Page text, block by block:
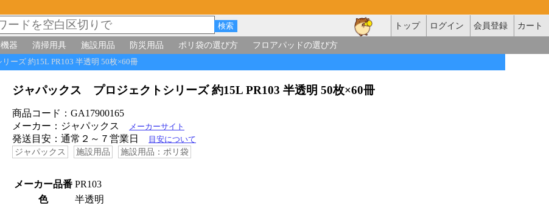
トップ ログイン 会員登録
カート
器 清掃用具 施設用品 防災用品 ポリ袋の選び方 フロアパッドの選び方
ーズ 約15L PR103 半透明 50枚×60冊
ジャパックス プロジェクトシリーズ 約15L PR103 半透明 50枚×60冊
商品コード：GA17900165
メーカー：ジャパックス
メーカーサイト
発送目安：通常２～７営業日 目安について
ジャパックス 施設用品 施設用品：ポリ袋
メーカー品番 PR103
色
半透明